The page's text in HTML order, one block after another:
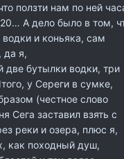
ползти нам по ней
А дело было в том,
и коньяка, сам
да я,
две бутылки водки, три
у Сереги в сумке,
(честное слово
Сега заставил взять с
реки и озера, плюс я,
как походный душ,